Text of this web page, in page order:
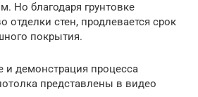
Но благодаря грунтовке
отделки стен, продлевается срок
покрытия.
и демонстрация процесса
представлены в видео